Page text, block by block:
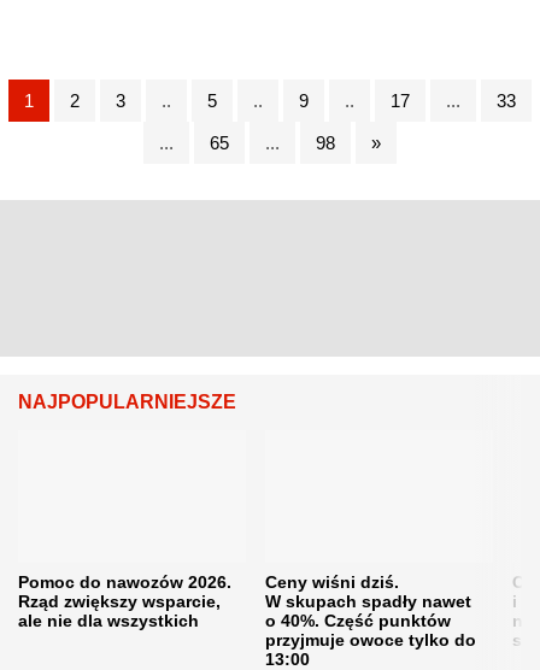
1 2 3 .. 5 .. 9 .. 17 ... 33
... 65 ... 98 »
NAJPOPULARNIEJSZE
Pomoc do nawozów 2026.
Rząd zwiększy wsparcie,
ale nie dla wszystkich
Ceny wiśni dziś.
W skupach spadły nawet
o 40%. Część punktów
przyjmuje owoce tylko do
13:00
i